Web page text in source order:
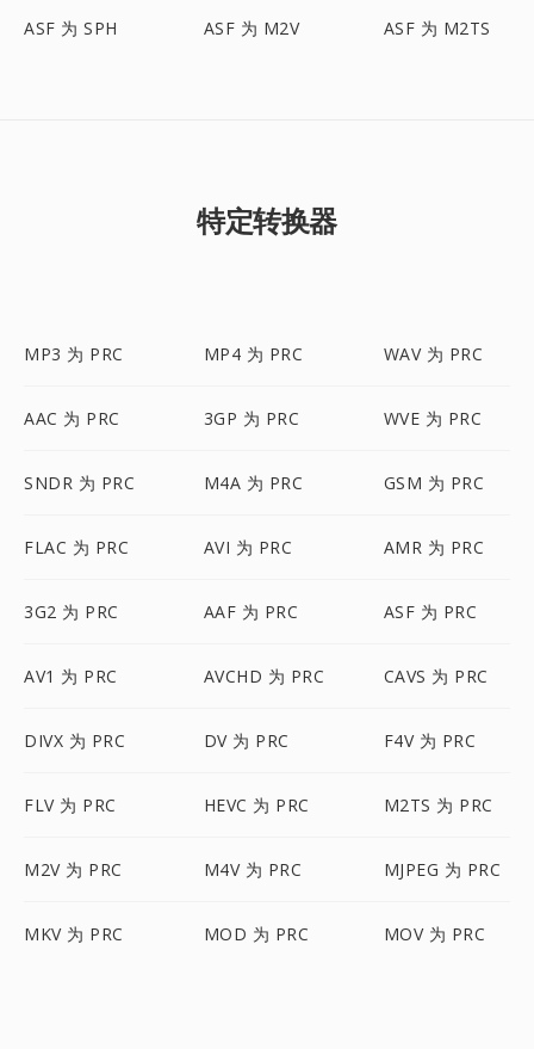
ASF 为 SPH ASF 为 M2V ASF 为 M2TS
特定转换器
MP3 为 PRC MP4 为 PRC WAV 为 PRC
AAC 为 PRC 3GP 为 PRC WVE 为 PRC
SNDR 为 PRC M4A 为 PRC GSM 为 PRC
FLAC 为 PRC AVI 为 PRC AMR 为 PRC
3G2 为 PRC AAF 为 PRC ASF 为 PRC
AV1 为 PRC AVCHD 为 PRC CAVS 为 PRC
DIVX 为 PRC DV 为 PRC F4V 为 PRC
FLV 为 PRC HEVC 为 PRC M2TS 为 PRC
M2V 为 PRC M4V 为 PRC MJPEG 为 PRC
MKV 为 PRC MOD 为 PRC MOV 为 PRC